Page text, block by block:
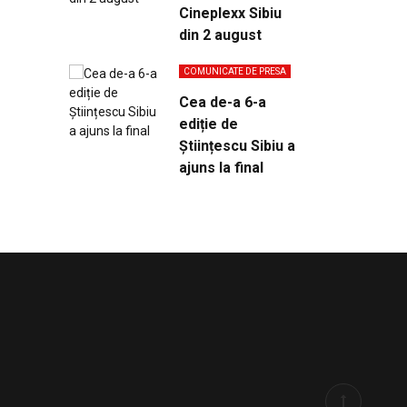
Cineplexx Sibiu
din 2 august
COMUNICATE DE PRESA
Cea de-a 6-a
ediție de
Științescu Sibiu a
ajuns la final